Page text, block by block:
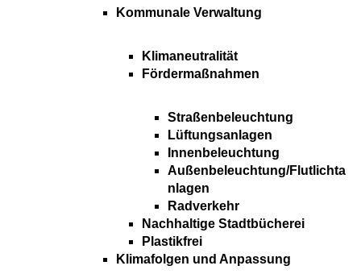
Kommunale Verwaltung
Klimaneutralität
Fördermaßnahmen
Straßenbeleuchtung
Lüftungsanlagen
Innenbeleuchtung
Außenbeleuchtung/Flutlichta
nlagen
Radverkehr
Nachhaltige Stadtbücherei
Plastikfrei
Klimafolgen und Anpassung